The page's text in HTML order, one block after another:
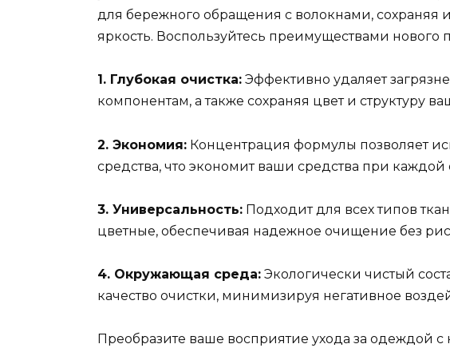
для бережного обращения с волокнами, сохраняя
яркость. Воспользуйтесь преимуществами нового
1. Глубокая очистка: Эффективно удаляет
компонентам, а также сохраняя цвет и структуру
2. Экономия: Концентрация формулы позволяет
средства, что экономит ваши средства при каждой
3. Универсальность: Подходит для всех типов
цветные, обеспечивая надежное очищение без
4. Окружающая среда: Экологически чистый
качество очистки, минимизируя негативное
Преобразите ваше восприятие ухода за одеждой